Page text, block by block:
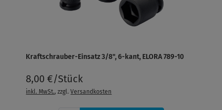
Kraftschrauber-Einsatz 3/8", 6-kant, ELORA 789-10
8,00 €/Stück
inkl. MwSt., zzgl.Versandkosten